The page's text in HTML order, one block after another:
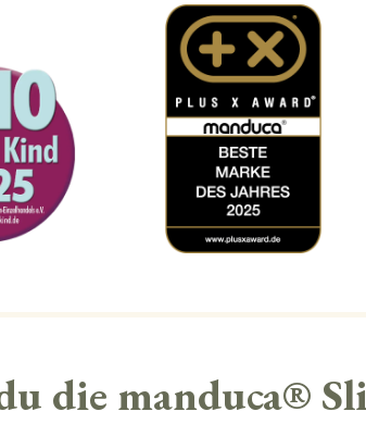
die manduca®